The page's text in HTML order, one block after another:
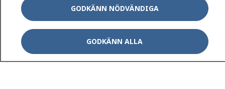
1177 på flera språk Show
Om 1177 Show
GODKÄNN NÖDVÄNDIGA
GODKÄNN ALLA